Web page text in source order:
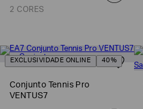
2 CORES
EXCLUSIVIDADE ONLINE 40%
Conjunto Tennis Pro
VENTUS7